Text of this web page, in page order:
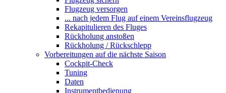
Flugzeug versorgen
... nach jedem Flug auf einem Vereinsflugzeug
Rekapitulieren des Fluges
Rückholung anstoßen
Rückholung / Rückschlepp
Vorbereitungen auf die nächste Saison
Cockpit-Check
Tuning
Daten
Instrumentbedienung